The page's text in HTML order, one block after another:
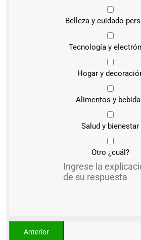
Belleza y cuidado
Tecnología y
Hogar y
Alimentos y
Salud y bienestar
Otro ¿cuál?